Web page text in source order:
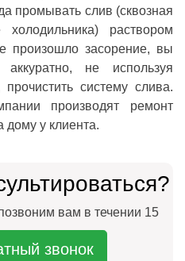
промывать слив (сквозная
раствором
произошло засорение, вы
аккуратно, не используя
систему слива.
производят ремонт
дому у клиента.
вам в течении 15
звонок